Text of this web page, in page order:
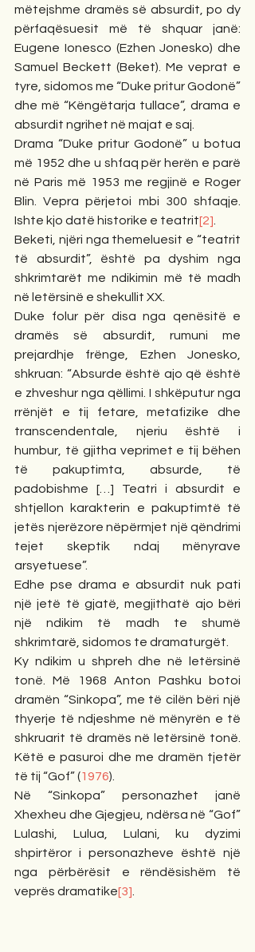
mëtejshme dramës së absurdit, po dy
përfaqësuesit më të shquar janë:
Eugene Ionesco (Ezhen Jonesko) dhe
Samuel Beckett (Beket). Me veprat e
tyre, sidomos me “Duke pritur Godonë”
dhe më “Këngëtarja tullace”, drama e
absurdit ngrihet në majat e saj.
Drama “Duke pritur Godonë” u botua
më 1952 dhe u shfaq për herën e parë
në Paris më 1953 me regjinë e Roger
Blin. Vepra përjetoi mbi 300 shfaqje.
Ishte kjo datë historike e teatrit[2]
Beketi, njëri nga themeluesit e “teatrit
të absurdit”, është pa dyshim nga
shkrimtarët me ndikimin më të madh
në letërsinë e shekullit XX.
Duke folur për disa nga qenësitë e
dramës së absurdit, rumuni me
prejardhje frënge, Ezhen Jonesko,
shkruan: “Absurde është ajo që është
e zhveshur nga qëllimi. I shkëputur nga
rrënjët e tij fetare, metafizike dhe
transcendentale, njeriu është i
humbur, të gjitha veprimet e tij bëhen
të pakuptimta, absurde, të
padobishme […] Teatri i absurdit e
shtjellon karakterin e pakuptimtë të
jetës njerëzore nëpërmjet një qëndrimi
tejet skeptik ndaj mënyrave
arsyetuese”.
Edhe pse drama e absurdit nuk pati
një jetë të gjatë, megjithatë ajo bëri
një ndikim të madh te shumë
shkrimtarë, sidomos te dramaturgët.
Ky ndikim u shpreh dhe në letërsinë
tonë. Më 1968 Anton Pashku botoi
dramën “Sinkopa”, me të cilën bëri një
thyerje të ndjeshme në mënyrën e të
shkruarit të dramës në letërsinë tonë.
Këtë e pasuroi dhe me dramën tjetër
të tij “Gof” (1976).
Në “Sinkopa” personazhet janë
Xhexheu dhe Gjegjeu, ndërsa në “Gof”
Lulashi, Lulua, Lulani, ku dyzimi
shpirtëror i personazheve është një
nga përbërësit e rëndësishëm të
veprës dramatike[3]